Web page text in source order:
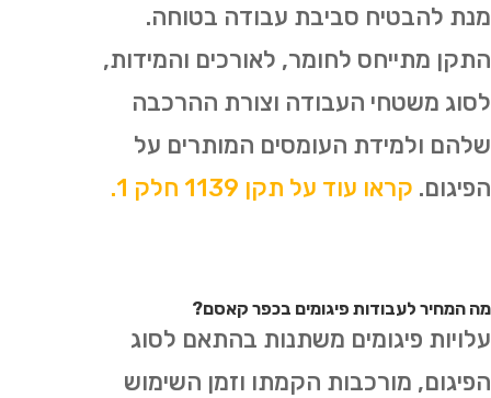
מנת להבטיח סביבת עבודה בטוחה.
התקן מתייחס לחומר, לאורכים והמידות,
לסוג משטחי העבודה וצורת ההרכבה
שלהם ולמידת העומסים המותרים על
הפיגום. קראו עוד על תקן 1139 חלק 1.
מה המחיר לעבודות פיגומים בכפר קאסם?
עלויות פיגומים משתנות בהתאם לסוג
הפיגום, מורכבות הקמתו וזמן השימוש